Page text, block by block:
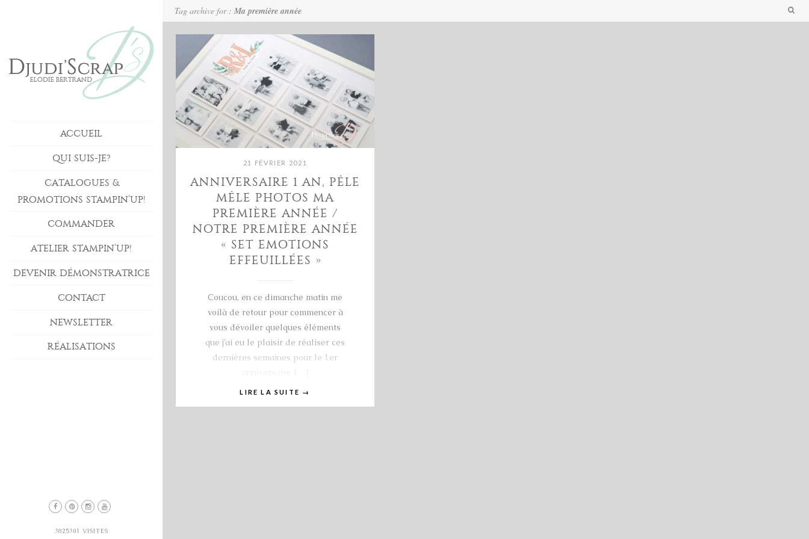
ACCUEIL
QUI SUIS-JE?
CATALOGUES &
PROMOTIONS STAMPIN’UP!
COMMANDER
ATELIER STAMPIN’UP!
DEVENIR DÉMONSTRATRICE
CONTACT
NEWSLETTER
RÉALISATIONS
3825301 VISITES
Tag archive for : Ma première année
21 FÉVRIER 2021
ANNIVERSAIRE 1 AN, PÊLE
MÊLE PHOTOS MA
PREMIÈRE ANNÉE /
NOTRE PREMIÈRE ANNÉE
« SET EMOTIONS
EFFEUILLÉES »
Coucou, en ce dimanche matin me
voilà de retour pour commencer à
vous dévoiler quelques éléments
que j’ai eu le plaisir de réaliser ces
dernières semaines pour le 1er
LIRE LA SUITE →